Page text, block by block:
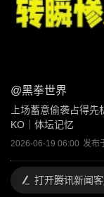
@黑拳世界
上场蓄意偷袭占得
KO｜体坛记忆
2026-06-19 06:00 发布
打开腾讯新闻